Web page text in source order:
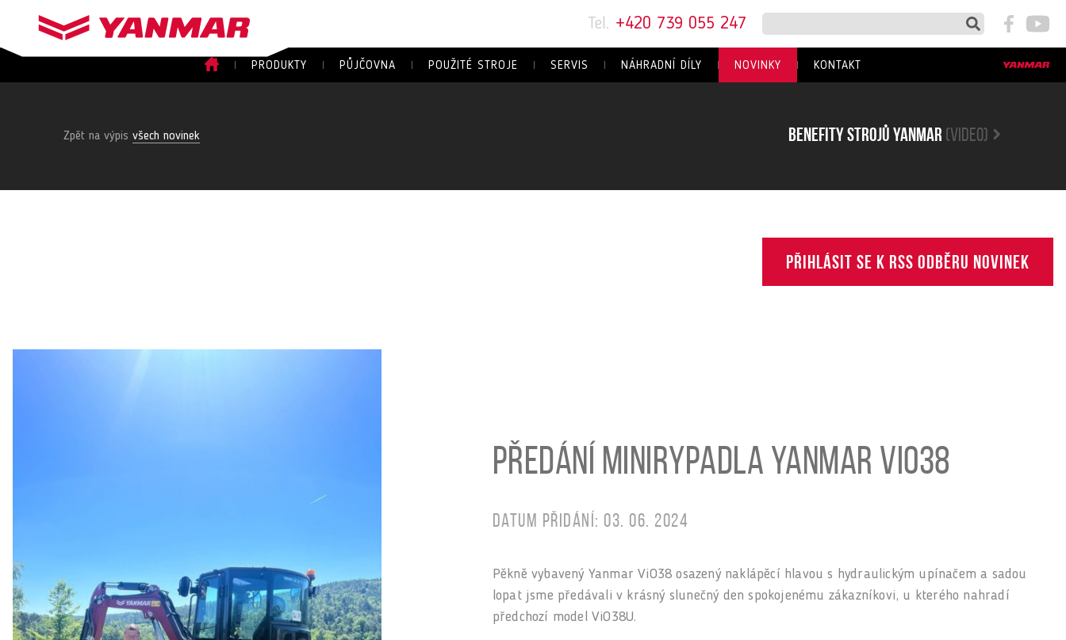
Tel. +420 739 055 247
PRODUKTY PŮJČOVNA POUŽITÉ STROJE SERVIS NÁHRADNÍ DÍLY NOVINKY KONTAKT
Zpět na výpis všech novinek Benefity strojů yanmar (video)
Přihlásit se k RSS odběru novinek
Předání minirypadla Yanmar ViO38
Datum přidání: 03. 06. 2024
Pěkně vybavený Yanmar ViO38 osazený naklápěcí hlavou s hydraulickým upínačem a sadou
lopat jsme předávali v krásný slunečný den spokojenému zákazníkovi, u kterého nahradí
předchozí model ViO38U.